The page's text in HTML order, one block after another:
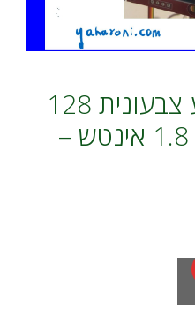
תצוגה גרפית מגע צבעונית 128
על 160 פיקסלים 1.8 אינטש –